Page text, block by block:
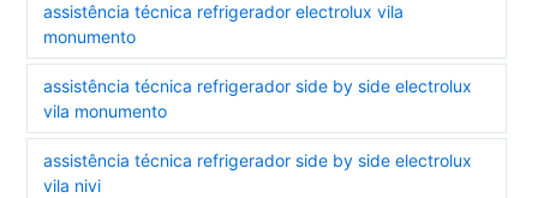
assistência técnica refrigerador electrolux vila
monumento
assistência técnica refrigerador side by side electrolux
vila monumento
assistência técnica refrigerador side by side electrolux
vila nivi